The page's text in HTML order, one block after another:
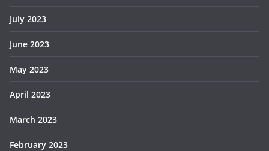
July 2023
June 2023
May 2023
April 2023
March 2023
February 2023